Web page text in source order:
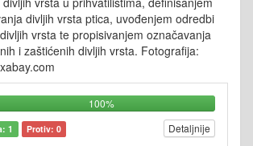
divljih vrsta ptica, uvođenjem odredbi
vrsta te propisivanjem označavanja
i zaštićenih divljih vrsta. Fotografija:
100%
1 Protiv: 0 Detaljnije